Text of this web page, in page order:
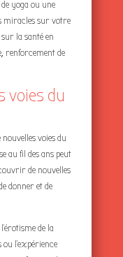
yoga ou une
miracles sur votre
la santé en
renforcement de
voies du
nouvelles voies du
au fil des ans peut
de nouvelles
donner et de
de la
l’expérience